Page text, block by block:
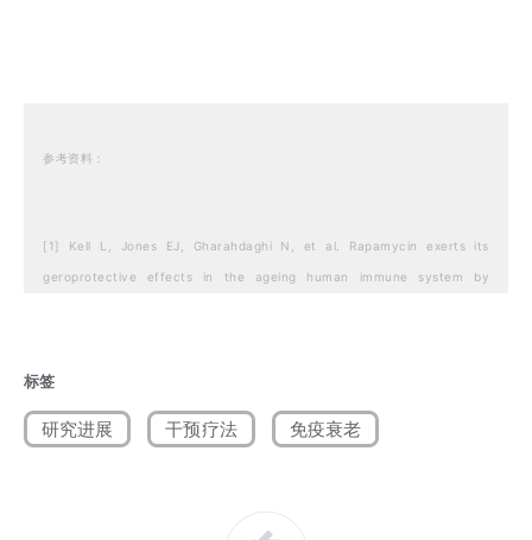
参考资料：
[1] Kell L, Jones EJ, Gharahdaghi N, et al. Rapamycin exerts its
geroprotective effects in the ageing human immune system by
[2] Yousefzadeh MJ, Flores RR, Zhu Y, et al. An aged immune system
drives senescence and ageing of solid organs. Nature.
2021;594(7861):100-105.
Eomesodermin to modulate cellular senescence and aging. Nature
标签
研究进展 干预疗法 免疫衰老